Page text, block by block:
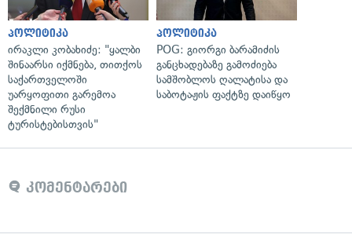
პოლიტიკა
ირაკლი კობახიძე: "ყალბი
შინაარსი იქმნება, თითქოს
საქართველოში
უარყოფითი გარემოა
შექმნილი რუსი
ტურისტებისთვის"
პოლიტიკა
POG: გიორგი ბარამიძის
განცხადებაზე გამოძიება
სამშობლოს ღალატისა და
საბოტაჟის ფაქტზე დაიწყო
კომენტარები